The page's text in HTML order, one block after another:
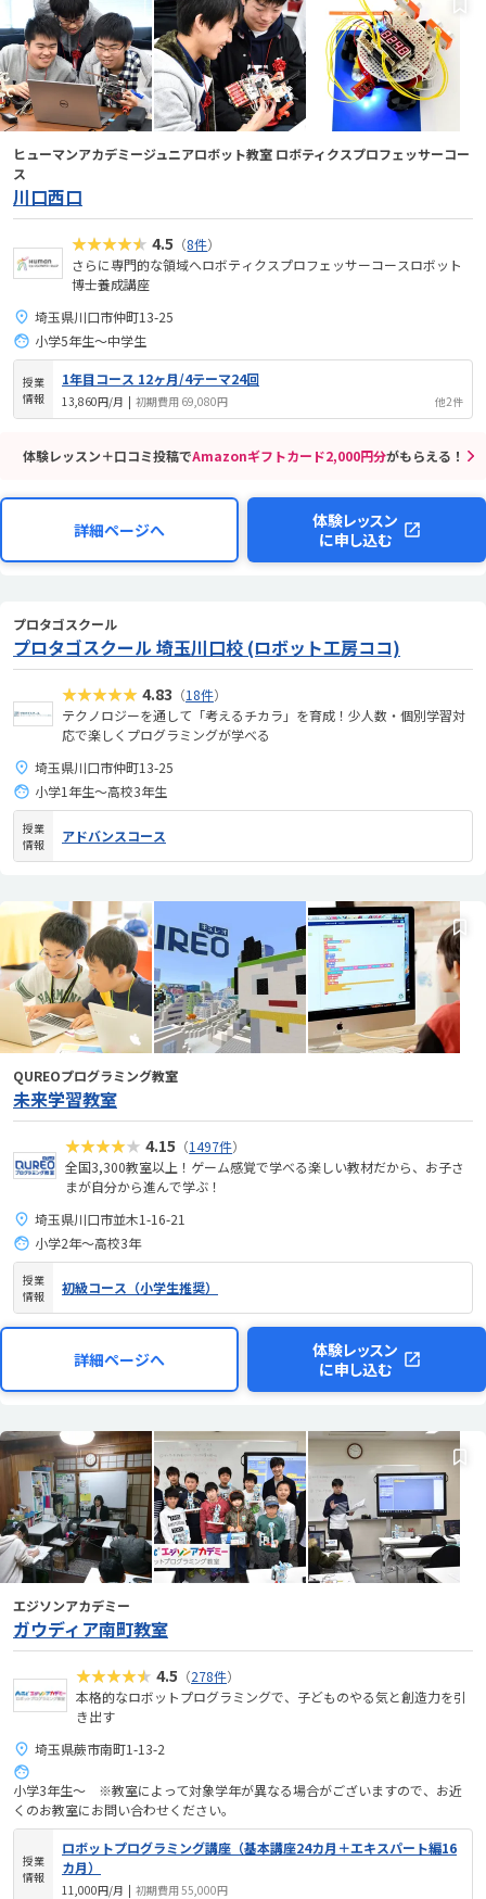
ヒューマンアカデミージュニアロボット教室 ロボティクスプロフェッサーコー
ス
川口西口
★★★★★ 4.5 （8件）
さらに専門的な領域へロボティクスプロフェッサーコースロボット
博士養成講座
埼玉県川口市仲町13-25
小学5年生～中学生
授業
情報
1年目コース 12ヶ月/4テーマ24回
13,860円/月 | 初期費用 69,080円 他2件
体験レッスン＋口コミ投稿でAmazonギフトカード2,000円分がもらえる！
詳細ページへ
体験レッスン
に申し込む
プロタゴスクール
プロタゴスクール 埼玉川口校 (ロボット工房ココ)
★★★★★ 4.83 （18件）
テクノロジーを通して「考えるチカラ」を育成！少人数・個別学習対
応で楽しくプログラミングが学べる
埼玉県川口市仲町13-25
小学1年生～高校3年生
授業
情報
アドバンスコース
QUREOプログラミング教室
未来学習教室
★★★★★ 4.15 （1497件）
全国3,300教室以上！ゲーム感覚で学べる楽しい教材だから、お子さ
まが自分から進んで学ぶ！
埼玉県川口市並木1-16-21
小学2年～高校3年
授業
情報
初級コース（小学生推奨）
詳細ページへ
体験レッスン
に申し込む
エジソンアカデミー
ガウディア南町教室
★★★★★ 4.5 （278件）
本格的なロボットプログラミングで、子どものやる気と創造力を引
き出す
埼玉県蕨市南町1-13-2
小学3年生～ ※教室によって対象学年が異なる場合がございますので、お近
くのお教室にお問い合わせください。
授業
情報
ロボットプログラミング講座（基本講座24カ月＋エキスパート編16
カ月）
11,000円/月 | 初期費用 55,000円